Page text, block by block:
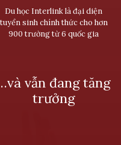
Du học Interlink là đại diện
tuyển sinh chính thức cho hơn
900 trường từ 6 quốc gia
vẫn đang tăng
trưởng